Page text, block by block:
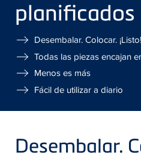
planificados
Desembalar. Colocar. ¡Listo!
Todas las piezas encajan
Menos es más
Fácil de utilizar a diario
Desembalar.